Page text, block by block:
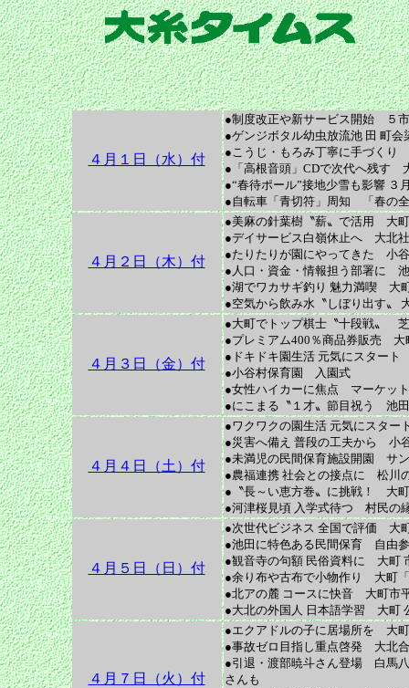
４月１日（水）付
●制度改正や新サービス開始 ５
●ゲンジボタル幼虫放流池 田 町
●こうじ・もろみ丁寧に手づく
●「高根音頭」CDで次代へ残す
●“春待ポール”接地少雪も影響
●自転車「青切符」周知 「春の
４月２日（木）付
●美麻の針葉樹〝薪〟で活用 大
●デイサービス白嶺休止へ 大北
●たりたりが園にやってきた 小
●人口・資金・情報担う部署に
●湖でワカサギ釣り 魅力満喫 大
●空気から飲み水〝しぼり出す〟
４月３日（金）付
●大町でトップ棋士〝十段戦〟
●プレミアム400％商品券販売 大
●ドキドキ園生活 元気にスター
●小谷村保育園 入園式
●女性ハイカーに焦点 マーケッ
●にこまる〝１才〟節目祝う 池
４月４日（土）付
●ワクワクの園生活 元気にスタ
●災害へ備え 普段の工夫から 小
●未満児の民間保育施設開園 サ
●農福連携 社会との接点に 松川
●〝長～い恵方巻〟に挑戦！ 大
●河津桜見頃 入学式待つ 村民の
４月５日（日）付
●次世代ビジネス 全国で評価 大
●池田に特色ある民間保育 自由
●観音寺の句額 民俗資料に 大町
●余り布や古布で小物作り 大町
●北アの麓 コースに快音 大町市
●大北の外国人 日本語学習 大町
４月７日（火）付
●エクアドルの子に居場所を 大
●事故ゼロ目指し重点啓発 大北
●引退・渡部暁斗さん登場 白馬
さんも